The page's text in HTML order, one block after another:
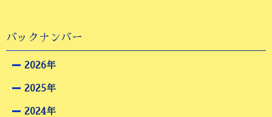
バックナンバー
2026年
2025年
2024年